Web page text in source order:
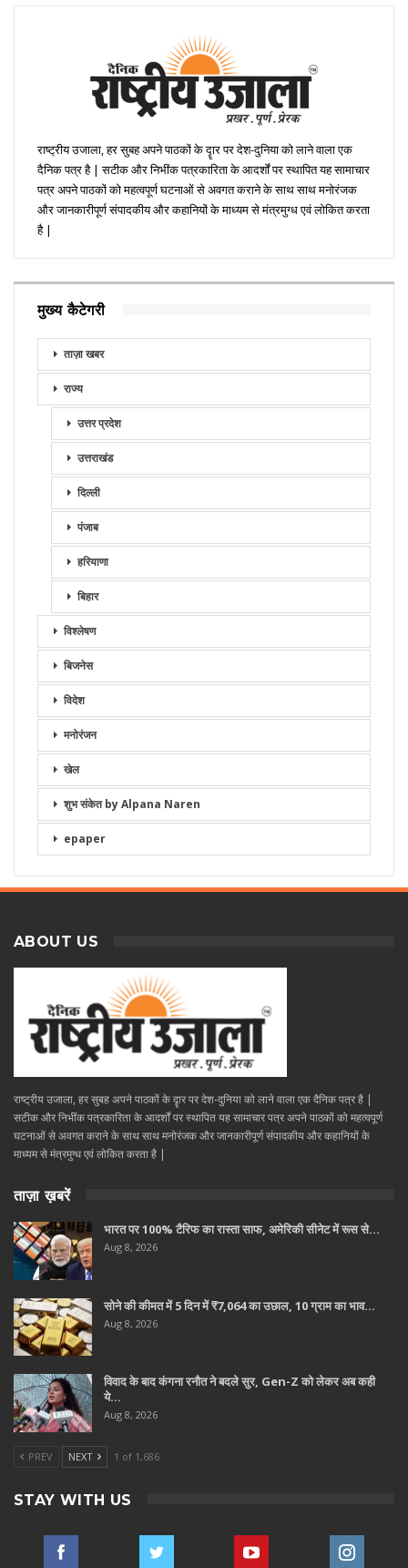
राष्ट्रीय उजाला, हर सुबह अपने पाठकों के दॄार पर देश-दुनिया को लाने वाला एक
दैनिक पत्र है | सटीक और निभींक पत्रकारिता के आदर्शों पर स्थापित यह सामाचार
पत्र अपने पाठकों को महत्वपूर्ण घटनाओं से अवगत कराने के साथ साथ मनोरंजक
और जानकारीपूर्ण संपादकीय और कहानियों के माध्यम से मंत्रमुग्ध एवं लोकित करता
है |
मुख्य कैटेगरी
ताज़ा खबर
राज्य
उत्तर प्रदेश
उत्तराखंड
दिल्ली
पंजाब
हरियाणा
बिहार
विश्लेषण
बिजनेस
विदेश
मनोरंजन
खेल
शुभ संकेत by Alpana Naren
epaper
ABOUT US
राष्ट्रीय उजाला, हर सुबह अपने पाठकों के दॄार पर देश-दुनिया को लाने वाला एक दैनिक पत्र है |
सटीक और निभींक पत्रकारिता के आदर्शों पर स्थापित यह सामाचार पत्र अपने पाठकों को महत्वपूर्ण
घटनाओं से अवगत कराने के साथ साथ मनोरंजक और जानकारीपूर्ण संपादकीय और कहानियों के
माध्यम से मंत्रमुग्ध एवं लोकित करता है |
ताज़ा ख़बरें
भारत पर 100% टैरिफ का रास्ता साफ, अमेरिकी सीनेट में रूस से…
Aug 8, 2026
सोने की कीमत में 5 दिन में ₹7,064 का उछाल, 10 ग्राम का भाव…
Aug 8, 2026
विवाद के बाद कंगना रनौत ने बदले सुर, Gen-Z को लेकर अब कही
ये…
Aug 8, 2026
PREV NEXT 1 of 1,686
STAY WITH US